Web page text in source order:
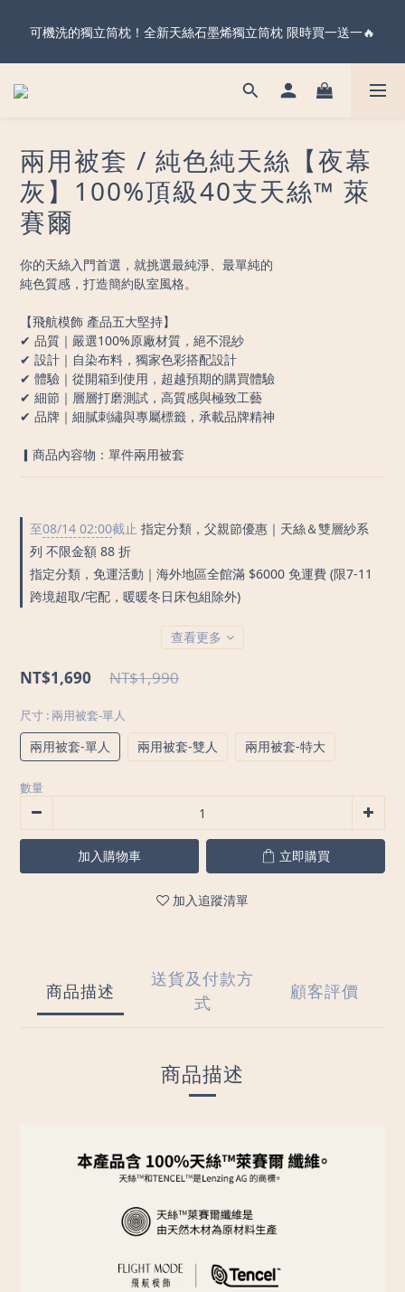
下單 父親節前到貨 ✨
可機洗的獨立筒枕！全新天絲石墨烯獨立筒枕 限時買一送一🔥
暖心父親節・天絲全系列＆純棉雙層紗 不限金額 享 88 折！現在
兩用被套 / 純色純天絲【夜幕
灰】100%頂級40支天絲™ 萊
賽爾
你的天絲入門首選，就挑選最純淨、最單純的
純色質感，打造簡約臥室風格。
【飛航模飾 產品五大堅持】
✔ 品質｜嚴選100%原廠材質，絕不混紗
✔ 設計｜自染布料，獨家色彩搭配設計
✔ 體驗｜從開箱到使用，超越預期的購買體驗
✔ 細節｜層層打磨測試，高質感與極致工藝
✔ 品牌｜細膩刺繡與專屬標籤，承載品牌精神
▎商品內容物：單件兩用被套
至08/14 02:00截止 指定分類，父親節優惠｜天絲＆雙層紗系
列 不限金額 88 折
指定分類，免運活動｜海外地區全館滿 $6000 免運費 (限7-11
跨境超取/宅配，暖暖冬日床包組除外)
查看更多
NT$1,990
NT$1,690
尺寸 : 兩用被套-單人
兩用被套-單人 兩用被套-雙人 兩用被套-特大
數量
加入購物車 立即購買
加入追蹤清單
商品描述
送貨及付款方
式
顧客評價
商品描述